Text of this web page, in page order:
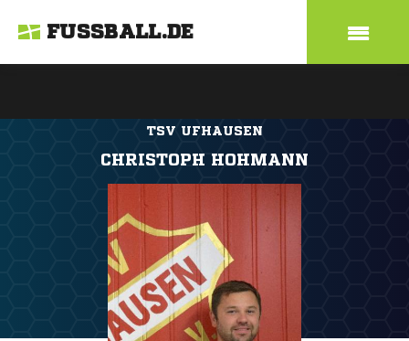
FUSSBALL.DE
TSV UFHAUSEN
CHRISTOPH HOHMANN